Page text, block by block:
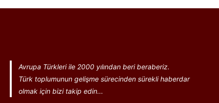
Avrupa Türkleri ile 2000 yılından beri beraberiz.
Türk toplumunun gelişme sürecinden sürekli haberdar
olmak için bizi takip edin...